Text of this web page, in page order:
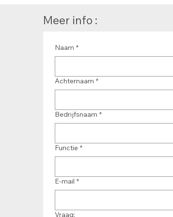
Meer info :
Naam *
Achternaam *
Bedrijfsnaam *
Functie *
E-mail *
Vraag: